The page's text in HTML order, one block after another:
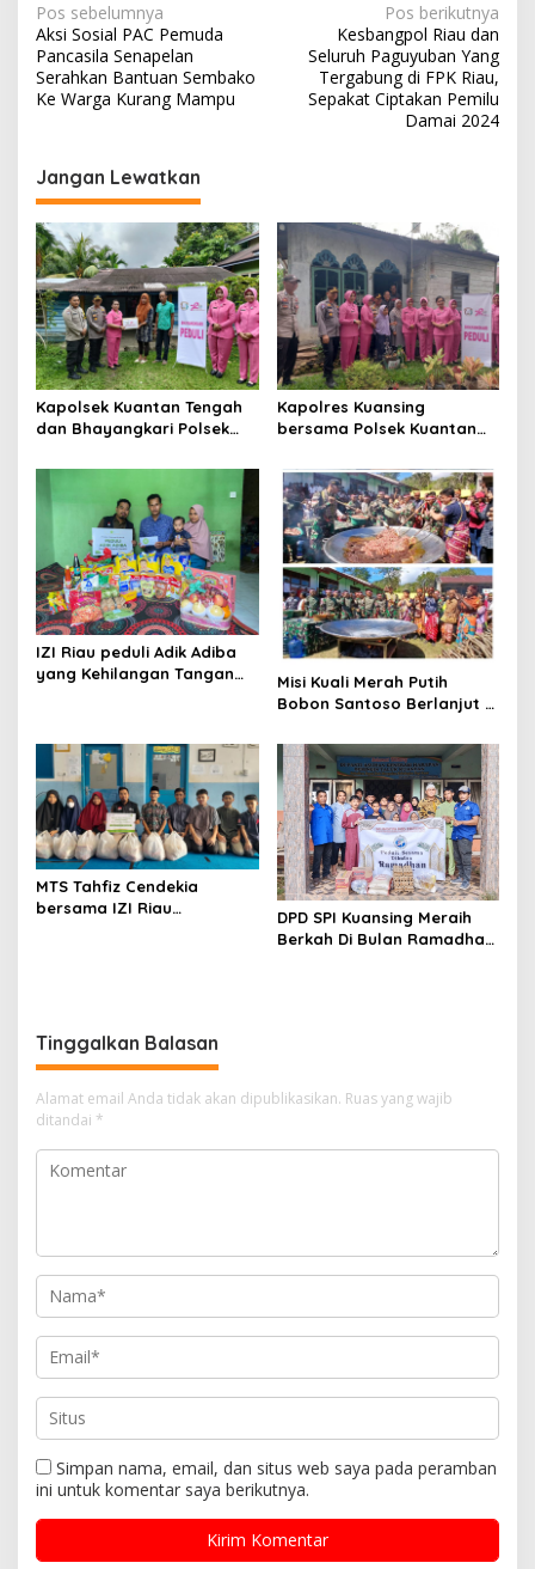
N
a
v
i
a
s
i
p
o
s
Pos sebelumnya
Aksi Sosial PAC Pemuda
Pancasila Senapelan
Serahkan Bantuan Sembako
Ke Warga Kurang Mampu
Pos berikutnya
Kesbangpol Riau dan
Seluruh Paguyuban Yang
Tergabung di FPK Riau,
Sepakat Ciptakan Pemilu
Damai 2024
Jangan Lewatkan
Kapolsek Kuantan Tengah
dan Bhayangkari Polsek
Bansos
Kapolres Kuansing
bersama Polsek Kuantan
dan Alat Kesehatan
IZI Riau peduli Adik Adiba
yang Kehilangan Tangan
Misi Kuali Merah Putih
Bobon Santoso Berlanjut di
Bersama Satgas Yonkav
6/Naga Karimata
MTS Tahfiz Cendekia
bersama IZI Riau
DPD SPI Kuansing Meraih
Berkah Di Bulan Ramadhan
Tinggalkan Balasan
Alamat email Anda tidak akan dipublikasikan. Ruas yang wajib
ditandai *
Simpan nama, email, dan situs web saya pada peramban
ini untuk komentar saya berikutnya.